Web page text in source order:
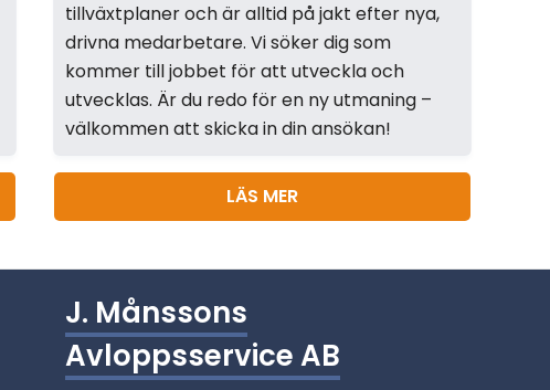
tillväxtplaner och är alltid på jakt efter nya,
drivna medarbetare. Vi söker dig som
kommer till jobbet för att utveckla och
utvecklas. Är du redo för en ny utmaning –
välkommen att skicka in din ansökan!
LÄS MER
J. Månssons
Avloppsservice AB